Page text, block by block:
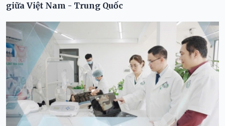
giữa Việt Nam - Trung Quốc